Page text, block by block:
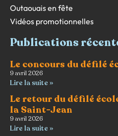
Outaouais en fête
Vidéos promotionnelles
Publications
Le concours du défilé
9 avril 2026
Lire la suite »
Le retour du défilé
la Saint-Jean
9 avril 2026
Lire la suite »